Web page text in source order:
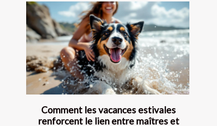
Comment les vacances estivales
renforcent le lien entre maîtres et